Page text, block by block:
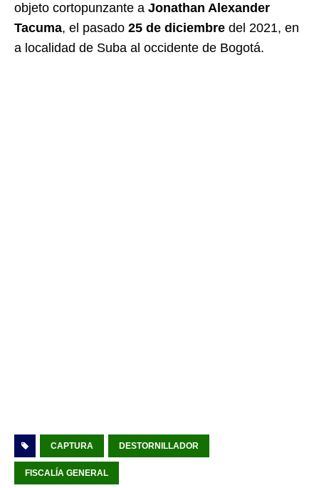
objeto cortopunzante a Jonathan Alexander
Tacuma, el pasado 25 de diciembre del 2021, en
a localidad de Suba al occidente de Bogotá.
CAPTURA DESTORNILLADOR
FISCALÍA GENERAL